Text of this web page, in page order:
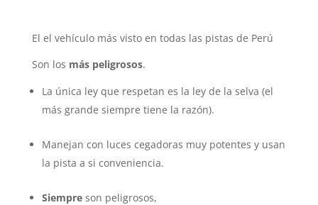
El el vehículo más visto en todas las pistas de Perú
Son los más peligrosos.
La única ley que respetan es la ley de la selva (el
más grande siempre tiene la razón).
Manejan con luces cegadoras muy potentes y usan
la pista a si conveniencia.
Siempreson peligrosos,